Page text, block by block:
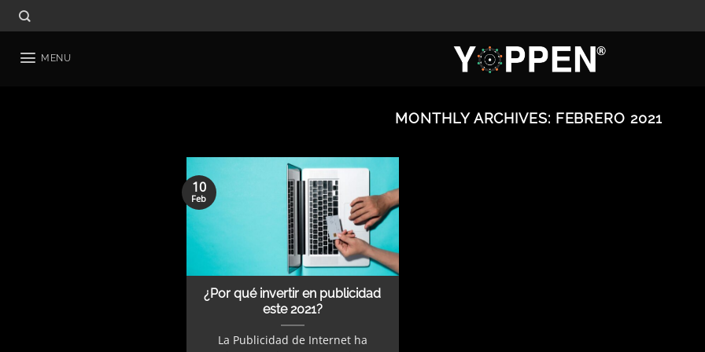
Skip
to
MENU
MONTHLY ARCHIVES: FEBRERO 2021
¿Por qué invertir en publicidad
este 2021?
La Publicidad de Internet ha
10
Feb